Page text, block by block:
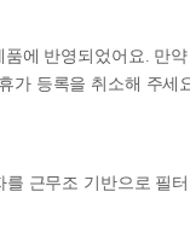
품에 반영되었어요. 만약
가 등록을 취소해 주세
근무조 기반으로 필터